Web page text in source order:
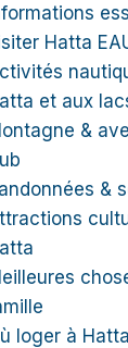
Hatta
et aux
&
&
loger à Hatta